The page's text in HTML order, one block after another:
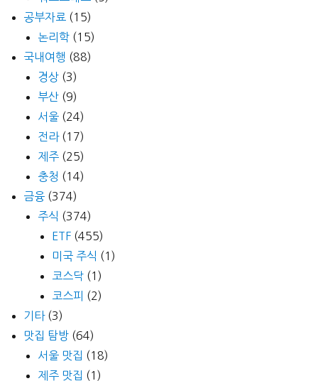
공부자료 (15)
논리학 (15)
국내여행 (88)
경상 (3)
부산 (9)
서울 (24)
전라(17)
제주 (25)
충청 (14)
금융 (374)
주식 (374)
ETF (455)
미국 주식 (1)
코스닥 (1)
코스피 (2)
기타(3)
맛집 탐방 (64)
서울 맛집 (18)
제주 맛집 (1)